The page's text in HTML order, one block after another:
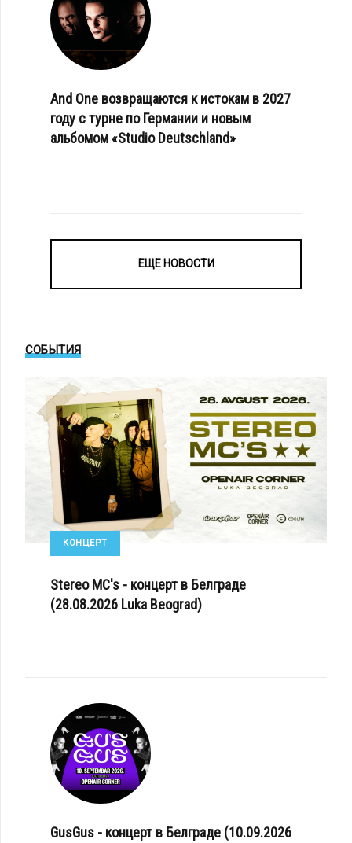
And One возвращаются к истокам в 2027
году с турне по Германии и новым
альбомом «Studio Deutschland»
ЕЩЕ НОВОСТИ
СОБЫТИЯ
КОНЦЕРТ
Stereo MC's - концерт в Белграде
(28.08.2026 Luka Beograd)
GusGus - концерт в Белграде (10.09.2026